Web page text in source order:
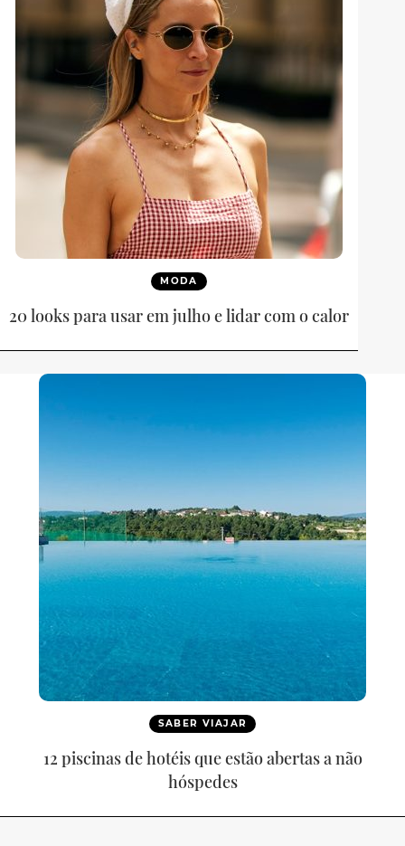
MODA
20 looks para usar em julho e lidar com o calor
SABER VIAJAR
12 piscinas de hotéis que estão abertas a não
hóspedes